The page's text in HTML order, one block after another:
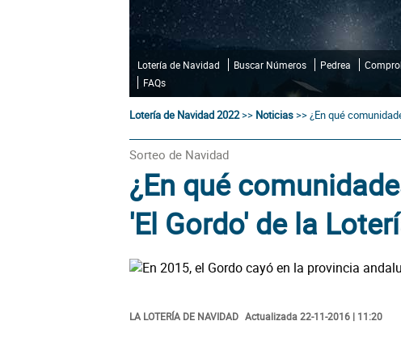
Lotería de Navidad Buscar Números Pedrea
FAQs
Lotería de Navidad 2022>> Noticias>>¿En qué
Sorteo de Navidad
¿En qué
'El Gordo' de la
LA LOTERÍA DE NAVIDAD Actualizada 22-11-2016 | 11:20